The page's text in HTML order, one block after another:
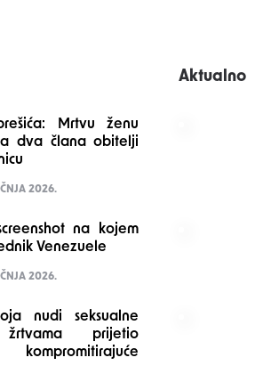
Mrtvu ženu
dva člana obitelji
2026.
na kojem
Venezuele
2026.
nudi seksualne
prijetio
kompromitirajuće
Aktualno